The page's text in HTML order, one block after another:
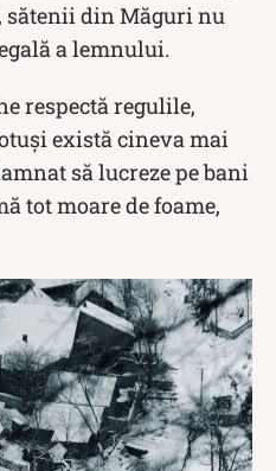
din Măguri nu
a lemnului.
respectă regulile,
există cineva mai
să lucreze pe bani
tot moare de foame,